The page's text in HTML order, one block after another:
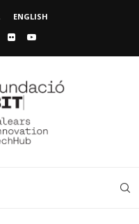
ENGLISH